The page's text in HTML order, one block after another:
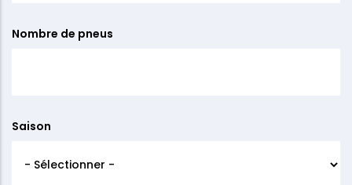
Nombre de pneus
Saison